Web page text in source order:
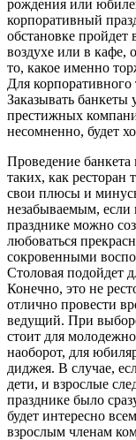
рождения или
корпоративный
обстановке
воздухе или в кафе,
то, какое именно
Для корпоративного
Заказывать банкеты
престижных
несомненно, будет
Проведение банкета
таких, как ресторан
свои плюсы и
незабываемым, если
празднике можно
любоваться
сокровенными
Столовая подойдет
Конечно, это не
отлично провести
ведущий. При
стоит для
наоборот, для
диджея. В случае,
дети, и взрослые
празднике было
будет интересно
взрослым членам